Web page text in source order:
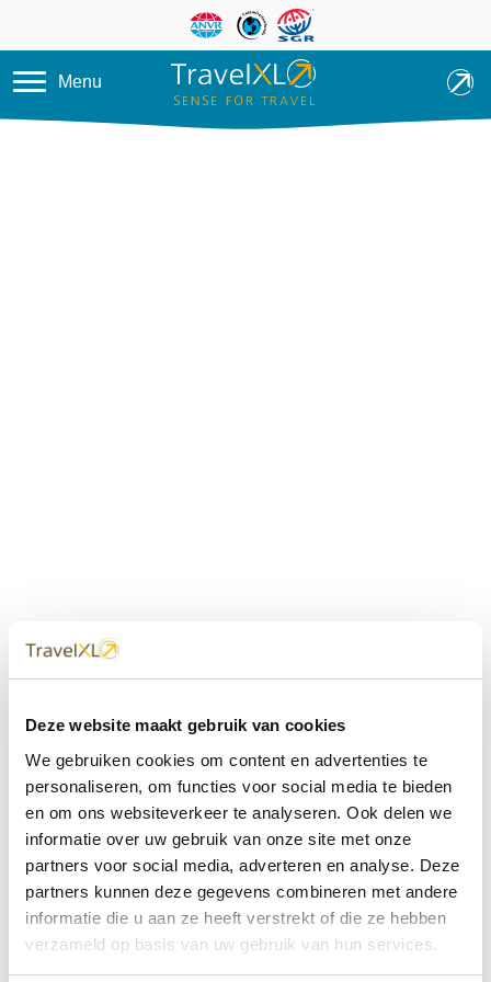
Deze website maakt gebruik van cookies
We gebruiken cookies om content en advertenties te
personaliseren, om functies voor social media te bieden
en om ons websiteverkeer te analyseren. Ook delen we
informatie over uw gebruik van onze site met onze
partners voor social media, adverteren en analyse. Deze
partners kunnen deze gegevens combineren met andere
informatie die u aan ze heeft verstrekt of die ze hebben
verzameld op basis van uw gebruik van hun services.
Overslaan en naar de inhoud
Menu
dichtbij
Met 60+ verkooppunten in Nederland en België staan wij
met onze XL Travelcenters, mobiele reisadviseurs van
TravelXL@Home en deze website altijd voor uw vakantie
klaar.
• Ontzorgen van A-Z • Onafhankelijk advies • Maatwerk •
Bespaar tijd en stress
TravelXLreisbureau's